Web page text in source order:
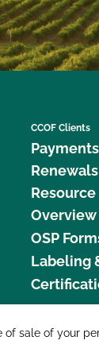
CCOF Clients
Renewals
Resource
Overview
OSP
Labeling
sale of your